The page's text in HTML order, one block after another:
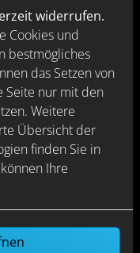
heißt
der Sie in allen
Beratung im
aller
– Heizung,
Wand, Türen,
widerrufen.
Cookies und
bestmögliches
das Setzen von
Seite nur mit den
Weitere
Übersicht der
finden Sie in
Ihre